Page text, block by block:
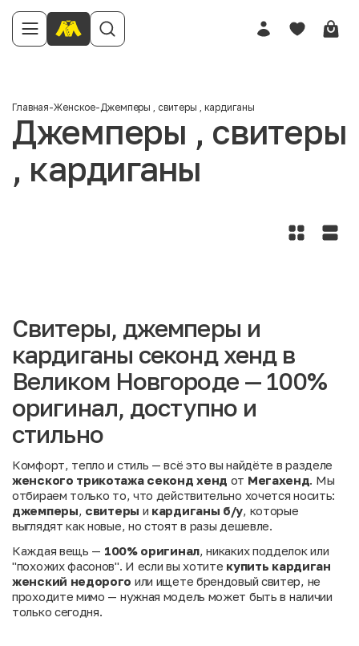
Главная-Женское-Джемперы , свитеры , кардиганы
Джемперы , свитеры
, кардиганы
Свитеры, джемперы и
кардиганы секонд хенд в
Великом Новгороде — 100%
оригинал, доступно и
стильно
Комфорт, тепло и стиль — всё это вы найдёте в разделе
женского трикотажа секонд хенд от Мегахенд. Мы
отбираем только то, что действительно хочется носить:
джемперы, свитеры и кардиганы б/у, которые
выглядят как новые, но стоят в разы дешевле.
Каждая вещь — 100% оригинал, никаких подделок или
"похожих фасонов". И если вы хотите купить кардиган
женский недорого или ищете брендовый свитер, не
проходите мимо — нужная модель может быть в наличии
только сегодня.